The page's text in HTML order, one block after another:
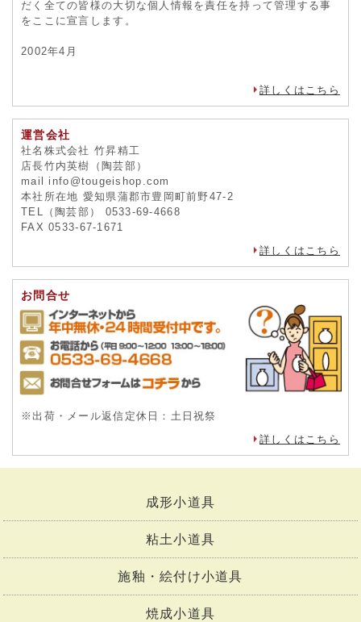
だく全ての皆様の大切な個人情報を責任を持って管理する事
をここに宣言します。
2002年4月
詳しくはこちら
運営会社
社名株式会社 竹昇精工
店長竹内英樹（陶芸部）
mail info@tougeishop.com
本社所在地 愛知県蒲郡市豊岡町前野47-2
TEL（陶芸部） 0533-69-4668
FAX 0533-67-1671
詳しくはこちら
お問合せ
※出荷・メール返信定休日：土日祝祭
詳しくはこちら
成形小道具
粘土小道具
施釉・絵付け小道具
焼成小道具